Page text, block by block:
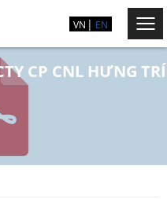
VN EN
CP CNL HƯNG TRÍ